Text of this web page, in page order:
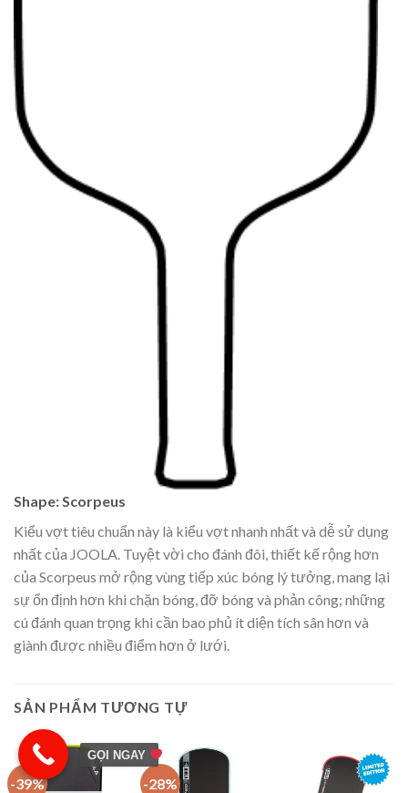
Shape: Scorpeus
Kiểu vợt tiêu chuẩn này là kiểu vợt nhanh nhất và dễ sử dụng
nhất của JOOLA. Tuyệt vời cho đánh đôi, thiết kế rộng hơn
của Scorpeus mở rộng vùng tiếp xúc bóng lý tưởng, mang lại
sự ổn định hơn khi chặn bóng, đỡ bóng và phản công; những
cú đánh quan trọng khi cần bao phủ ít diện tích sân hơn và
giành được nhiều điểm hơn ở lưới.
SẢN PHẨM TƯƠNG TỰ
-39% -28%
GỌI NGAY